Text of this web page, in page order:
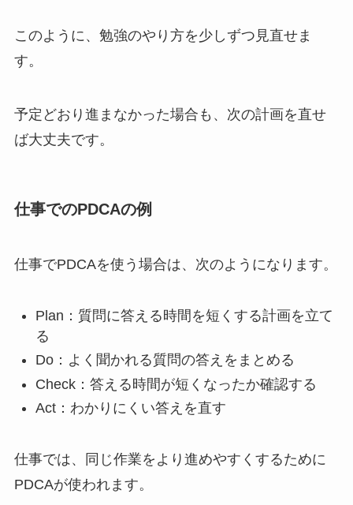
このように、勉強のやり方を少しずつ見直せま
す。
予定どおり進まなかった場合も、次の計画を直せ
ば大丈夫です。
仕事でのPDCAの例
仕事でPDCAを使う場合は、次のようになります。
Plan：質問に答える時間を短くする計画を立て
る
Do：よく聞かれる質問の答えをまとめる
Check：答える時間が短くなったか確認する
Act：わかりにくい答えを直す
仕事では、同じ作業をより進めやすくするために
PDCAが使われます。